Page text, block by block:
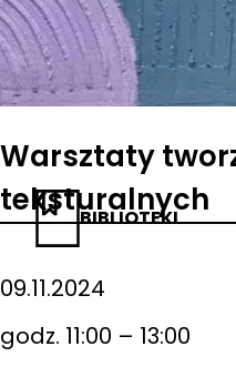
BIBLIOTEKI
Warsztaty
teksturalnych
09.11.2024
godz. 11:00 – 13:00